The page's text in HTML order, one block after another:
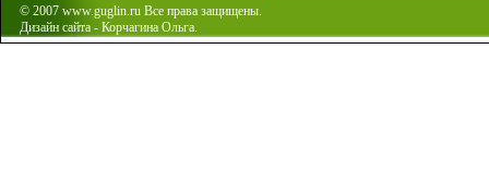
© 2007 www.guglin.ru Все права защищены.
Дизайн сайта - Корчагина Ольга.